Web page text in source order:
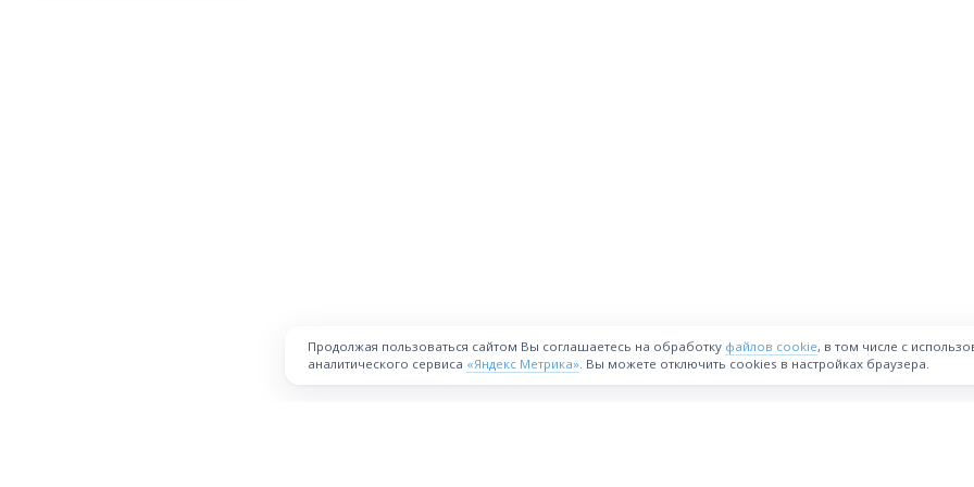
Продолжая пользоваться сайтом Вы соглашаетесь на обработку файлов cookie, в том числе с
аналитического сервиса «Яндекс Метрика». Вы можете отключить cookies в настройках браузера.